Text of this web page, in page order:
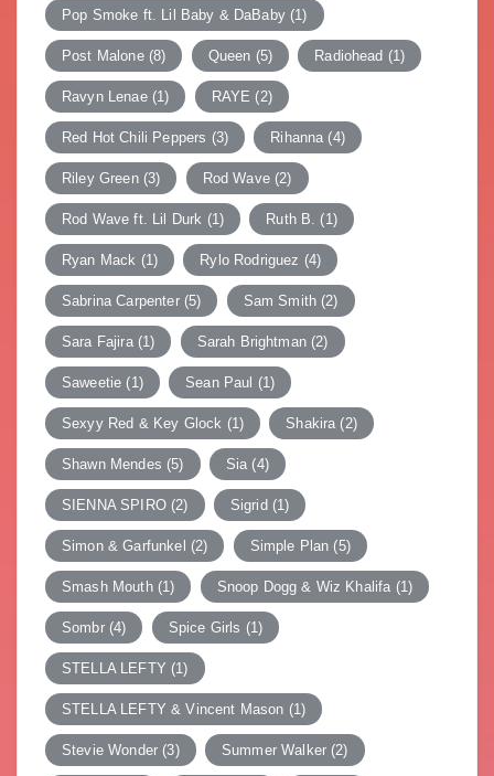
Pop Smoke ft. Lil Baby & DaBaby(1)
Post Malone(8) Queen (5) Radiohead (1)
Ravyn Lenae(1) RAYE (2)
Red Hot Chili Peppers (3) Rihanna (4)
Riley Green(3) Rod Wave(2)
Rod Wave ft. Lil Durk (1) Ruth B. (1)
Ryan Mack (1) Rylo Rodriguez (4)
Sabrina Carpenter(5) Sam Smith (2)
Sara Fajira(1) Sarah Brightman(2)
Saweetie (1) Sean Paul (1)
Sexyy Red & Key Glock (1) Shakira (2)
Shawn Mendes (5) Sia (4)
SIENNA SPIRO(2) Sigrid (1)
Simon & Garfunkel (2) Simple Plan (5)
Smash Mouth(1) Snoop Dogg & Wiz Khalifa (1)
Sombr(4) Spice Girls (1)
STELLA LEFTY (1)
STELLA LEFTY & Vincent Mason (1)
Stevie Wonder (3) Summer Walker (2)